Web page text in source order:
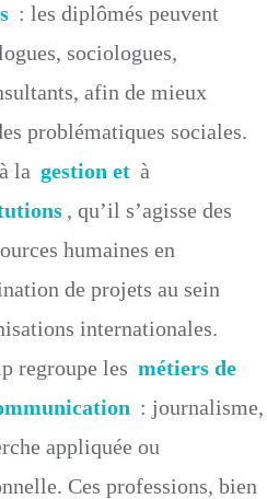
: les diplômés peuvent
sociologues,
afin de mieux
problématiques sociales.
la gestion et à
, qu’il s’agisse des
humaines en
de projets au sein
internationales.
regroupe les métiers de
: journalisme,
appliquée ou
Ces professions, bien